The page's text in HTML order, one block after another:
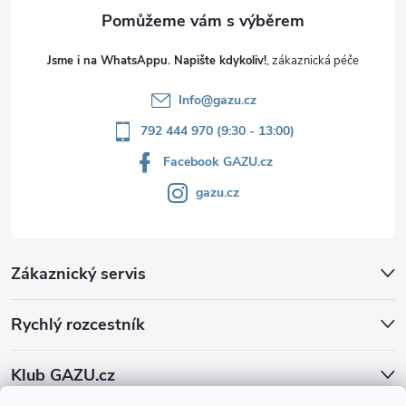
Jsme i na WhatsAppu. Napište kdykoliv!
Info@gazu.cz
792 444 970 (9:30 - 13:00)
Facebook GAZU.cz
gazu.cz
Zákaznický servis
Rychlý rozcestník
Klub GAZU.cz